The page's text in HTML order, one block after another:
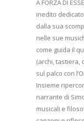
A FORZA DI
inedito
dalla sua
nelle sue
come guida il
(archi, tastiera,
sul palco con
Insieme
narrante di
musicali e